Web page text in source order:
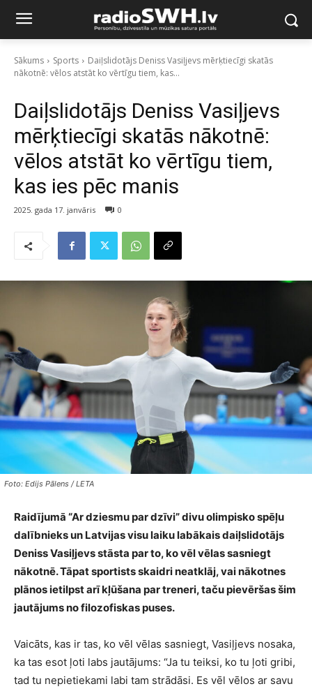
Sākums Sports
Daiļslidotājs Deniss Vasiļjevs mērķtiecīgi skatās
nākotnē: vēlos atstāt ko vērtīgu tiem, kas...
Daiļslidotājs Deniss Vasiļjevs
mērķtiecīgi skatās nākotnē:
vēlos atstāt ko vērtīgu tiem,
kas ies pēc manis
2025. gada 17. janvāris 0
Foto: Edijs Pālens / LETA
Raidījumā “Ar dziesmu par dzīvi” divu olimpisko spēļu
dalībnieks un Latvijas visu laiku labākais daiļslidotājs
Deniss Vasiļjevs stāsta par to, ko vēl vēlas sasniegt
nākotnē. Tāpat sportists skaidri neatklāj, vai nākotnes
plānos ietilpst arī kļūšana par treneri, taču pievēršas šim
jautājums no filozofiskas puses.
Vaicāts, kas ir tas, ko vēl vēlas sasniegt, Vasiļjevs nosaka,
ka tas esot ļoti labs jautājums: “Ja tu teiksi, ko tu ļoti gribi,
tad tu nepietiekami labi tam strādāsi. Es vēl vēlos ar savu